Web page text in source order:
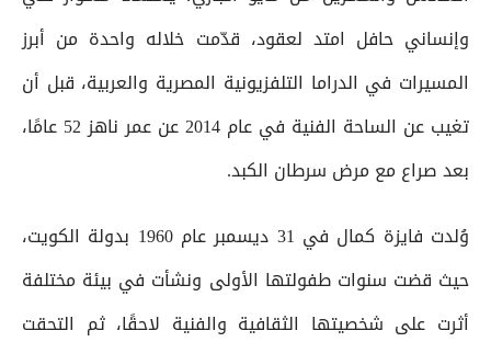
وإنساني حافل امتد لعقود، قدّمت خلاله واحدة من أبرز
المسيرات في الدراما التلفزيونية المصرية والعربية، قبل أن
تغيب عن الساحة الفنية في عام 2014 عن عمر ناهز 52 عامًا،
بعد صراع مع مرض سرطان الكبد.
وُلدت فايزة كمال في 31 ديسمبر عام 1960 بدولة الكويت،
حيث قضت سنوات طفولتها الأولى ونشأت في بيئة مختلفة
أثرت على شخصيتها الثقافية والفنية لاحقًا، ثم التحقت